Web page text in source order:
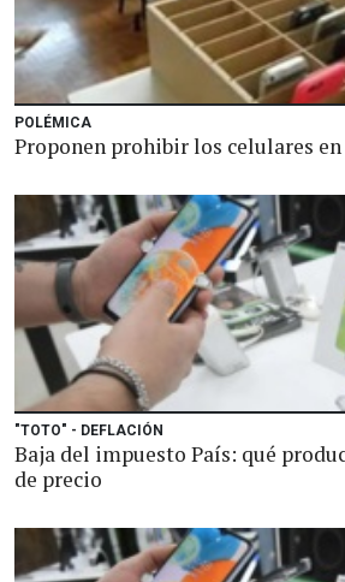
POLÉMICA
Proponen prohibir los celulares en
"TOTO" - DEFLACIÓN
Baja del impuesto País: qué
de precio